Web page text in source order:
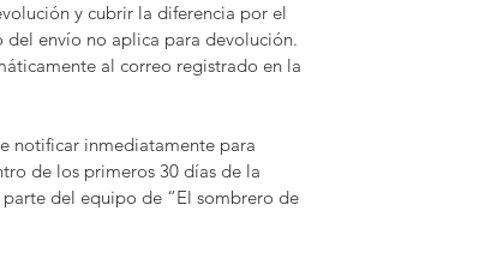
y cubrir la diferencia por el
envío no aplica para devolución.
al correo registrado en la
notificar inmediatamente para
de los primeros 30 días de la
del equipo de “El sombrero de